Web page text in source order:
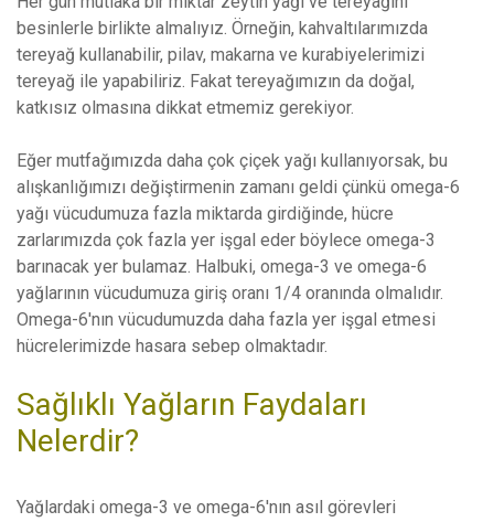
besinlerle birlikte almalıyız. Örneğin, kahvaltılarımızda
tereyağ kullanabilir, pilav, makarna ve kurabiyelerimizi
tereyağ ile yapabiliriz. Fakat tereyağımızın da doğal,
katkısız olmasına dikkat etmemiz gerekiyor.
Eğer mutfağımızda daha çok çiçek yağı kullanıyorsak, bu
alışkanlığımızı değiştirmenin zamanı geldi çünkü omega-6
yağı vücudumuza fazla miktarda girdiğinde, hücre
zarlarımızda çok fazla yer işgal eder böylece omega-3
barınacak yer bulamaz. Halbuki, omega-3 ve omega-6
yağlarının vücudumuza giriş oranı 1/4 oranında olmalıdır.
Omega-6'nın vücudumuzda daha fazla yer işgal etmesi
hücrelerimizde hasara sebep olmaktadır.
Sağlıklı Yağların Faydaları
Nelerdir?
Yağlardaki omega-3 ve omega-6'nın asıl görevleri